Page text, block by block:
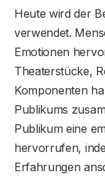
Heute wird der
verwendet.
Emotionen
Theaterstücke,
Komponenten
Publikums
Publikum eine
hervorrufen,
Erfahrungen